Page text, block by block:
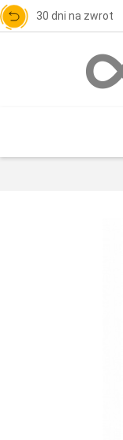
30 dni na zwrot